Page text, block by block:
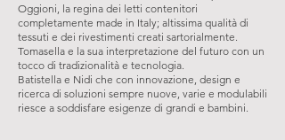
Oggioni, la regina dei letti contenitori
completamente made in Italy; altissima qualità di
tessuti e dei rivestimenti creati sartorialmente.
Tomasella e la sua interpretazione del futuro con un
tocco di tradizionalità e tecnologia.
Batistella e Nidi che con innovazione, design e
ricerca di soluzioni sempre nuove, varie e modulabili
riesce a soddisfare esigenze di grandi e bambini.